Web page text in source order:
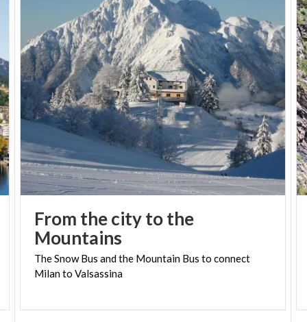
From the city to the
Mountains
TheSnow Bus andthe Mountain Bus to connect
Milanto Valsassina